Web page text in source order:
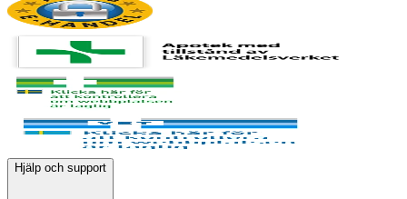
Hjälp och support